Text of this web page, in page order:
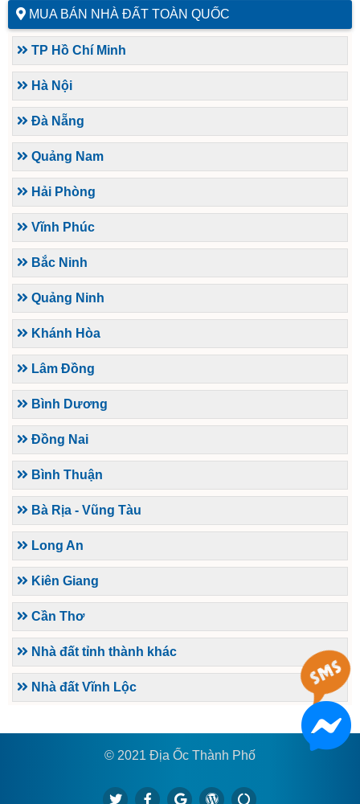
MUA BÁN NHÀ ĐẤT TOÀN QUỐC
TP Hồ Chí Minh
Hà Nội
Đà Nẵng
Quảng Nam
Hải Phòng
Vĩnh Phúc
Bắc Ninh
Quảng Ninh
Khánh Hòa
Lâm Đồng
Bình Dương
Đồng Nai
Bình Thuận
Bà Rịa - Vũng Tàu
Long An
Kiên Giang
Cần Thơ
Nhà đất tỉnh thành khác
Nhà đất Vĩnh Lộc
© 2021 Địa Ốc Thành Phố